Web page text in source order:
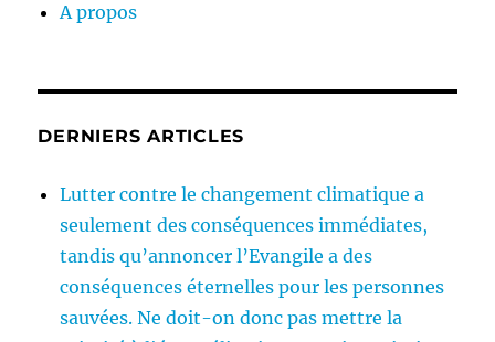
A propos
DERNIERS ARTICLES
Lutter contre le changement climatique a
seulement des conséquences immédiates,
tandis qu’annoncer l’Evangile a des
conséquences éternelles pour les personnes
sauvées. Ne doit-on donc pas mettre la